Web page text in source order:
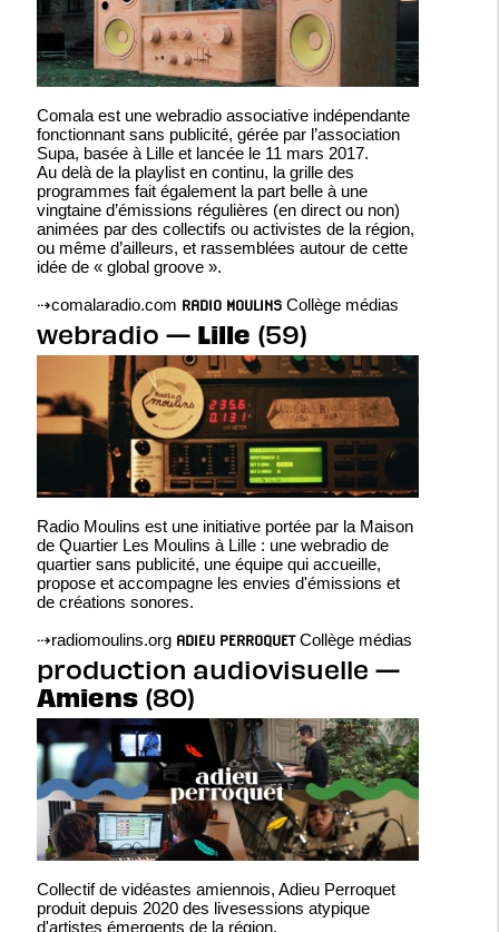
Comala est une webradio associative indépendante
fonctionnant sans publicité, gérée par l’association
Supa, basée à Lille et lancée le 11 mars 2017.
Au delà de la playlist en continu, la grille des
programmes fait également la part belle à une
vingtaine d’émissions régulières (en direct ou non)
animées par des collectifs ou activistes de la région,
ou même d’ailleurs, et rassemblées autour de cette
idée de « global groove ».
⇢comalaradio.com RADIO MOULINS Collège médias
webradio — Lille (59)
Radio Moulins est une initiative portée par la Maison
de Quartier Les Moulins à Lille : une webradio de
quartier sans publicité, une équipe qui accueille,
propose et accompagne les envies d'émissions et
de créations sonores.
⇢radiomoulins.org ADIEU PERROQUET Collège médias
production audiovisuelle —
Amiens(80)
Collectif de vidéastes amiennois, Adieu Perroquet
produit depuis 2020 des livesessions atypique
d'artistes émergents de la région.